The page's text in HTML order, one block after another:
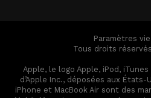
Paramètres
Tous droits
Apple, le logo Apple, iPod,
d’Apple Inc., déposées aux États-
iPhone et MacBook Air sont des